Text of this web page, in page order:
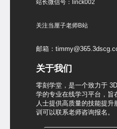
站长微信号：linck002
关注当厘子老师B站
邮箱：
关于我们
零刻学堂，是一个致力于
学的专业在线学习平台，旨
人士提供高质量的技能提升
训可以联系老师咨询报名。